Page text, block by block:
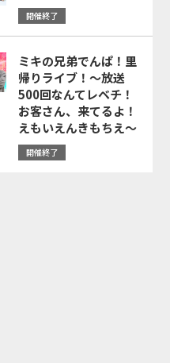
開催終了
ミキの兄弟でんぱ！里
帰りライブ！～放送
500回なんてレベチ！
お客さん、来てるよ！
えもいえんきもちえ～
開催終了